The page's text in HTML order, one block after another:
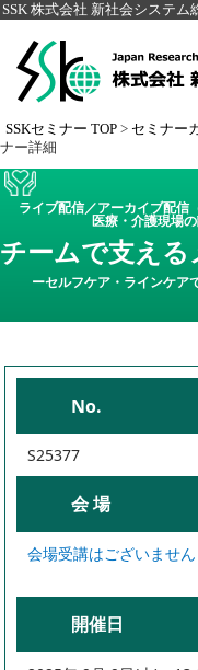
SSK 株式会社 新社会システム
SSKセミナー TOP > セミナー
ナー詳細
ライブ配信／アーカイブ配信
医療・介護現場
チームで支え
ーセルフケア・ラインケア
No.
S25377
会 場
会場受講はございません
開催日